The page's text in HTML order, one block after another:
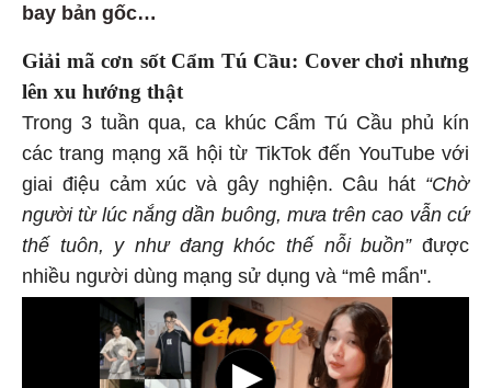
bay bản gốc…
Giải mã cơn sốt Cẩm Tú Cầu: Cover chơi nhưng
lên xu hướng thật
Trong 3 tuần qua, ca khúc Cẩm Tú Cầu phủ kín
các trang mạng xã hội từ TikTok đến YouTube với
giai điệu cảm xúc và gây nghiện. Câu hát “Chờ
người từ lúc nắng dần buông, mưa trên cao vẫn cứ
thế tuôn, y như đang khóc thế nỗi buồn” được
nhiều người dùng mạng sử dụng và “mê mẩn".